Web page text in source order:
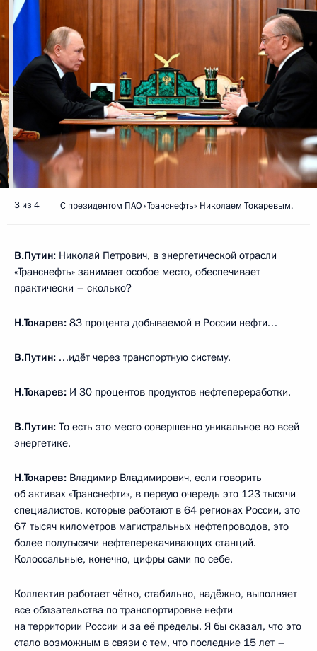
3 из 4 С президентом ПАО «Транснефть» Николаем Токаревым.
В.Путин: Николай Петрович, в энергетической отрасли
«Транснефть» занимает особое место, обеспечивает
практически – сколько?
Н.Токарев: 83 процента добываемой в России нефти…
В.Путин: …идёт через транспортную систему.
Н.Токарев: И 30 процентов продуктов нефтепереработки.
В.Путин: То есть это место совершенно уникальное во всей
энергетике.
Н.Токарев: Владимир Владимирович, если говорить
об активах «Транснефти», в первую очередь это 123 тысячи
специалистов, которые работают в 64 регионах России, это
67 тысяч километров магистральных нефтепроводов, это
более полутысячи нефтеперекачивающих станций.
Колоссальные, конечно, цифры сами по себе.
Коллектив работает чётко, стабильно, надёжно, выполняет
все обязательства по транспортировке нефти
на территории России и за её пределы. Я бы сказал, что это
стало возможным в связи с тем, что последние 15 лет –